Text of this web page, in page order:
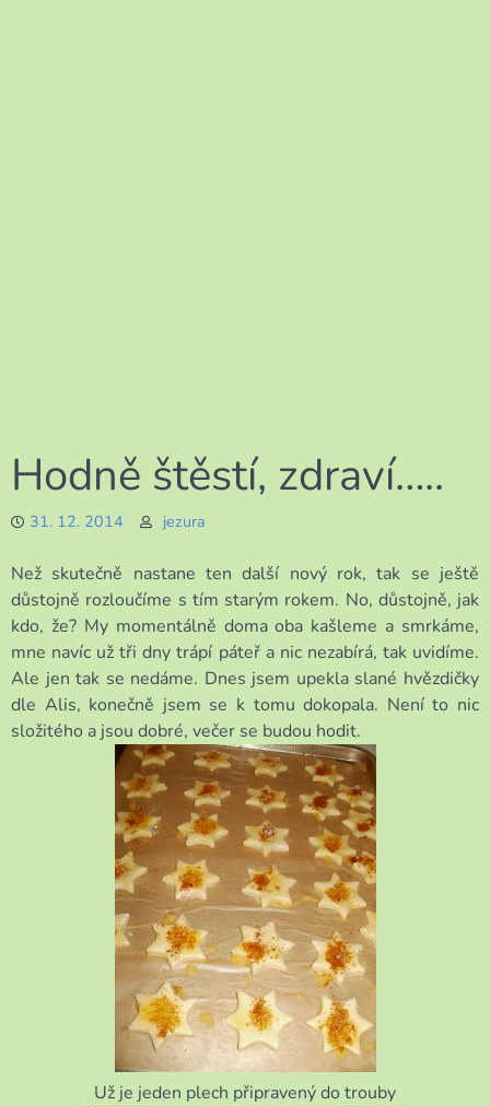
Hodně štěstí, zdraví…..
31. 12. 2014 jezura
Než skutečně nastane ten další nový rok, tak se ještě
důstojně rozloučíme s tím starým rokem. No, důstojně, jak
kdo, že? My momentálně doma oba kašleme a smrkáme,
mne navíc už tři dny trápí páteř a nic nezabírá, tak uvidíme.
Ale jen tak se nedáme. Dnes jsem upekla slané hvězdičky
dle Alis, konečně jsem se k tomu dokopala. Není to nic
složitého a jsou dobré, večer se budou hodit.
Už je jeden plech připravený do trouby